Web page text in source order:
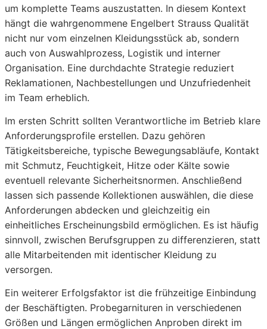
um komplette Teams auszustatten. In diesem Kontext
hängt die wahrgenommene Engelbert Strauss Qualität
nicht nur vom einzelnen Kleidungsstück ab, sondern
auch von Auswahlprozess, Logistik und interner
Organisation. Eine durchdachte Strategie reduziert
Reklamationen, Nachbestellungen und Unzufriedenheit
im Team erheblich.
Im ersten Schritt sollten Verantwortliche im Betrieb klare
Anforderungsprofile erstellen. Dazu gehören
Tätigkeitsbereiche, typische Bewegungsabläufe, Kontakt
mit Schmutz, Feuchtigkeit, Hitze oder Kälte sowie
eventuell relevante Sicherheitsnormen. Anschließend
lassen sich passende Kollektionen auswählen, die diese
Anforderungen abdecken und gleichzeitig ein
einheitliches Erscheinungsbild ermöglichen. Es ist häufig
sinnvoll, zwischen Berufsgruppen zu differenzieren, statt
alle Mitarbeitenden mit identischer Kleidung zu
versorgen.
Ein weiterer Erfolgsfaktor ist die frühzeitige Einbindung
der Beschäftigten. Probegarnituren in verschiedenen
Größen und Längen ermöglichen Anproben direkt im